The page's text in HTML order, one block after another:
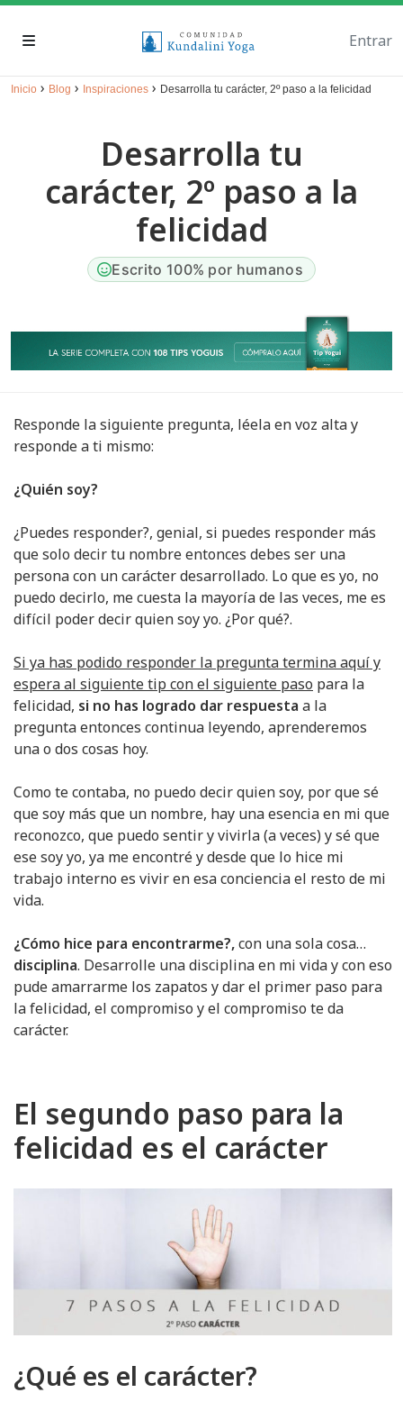
Entrar
Inicio › Blog › Inspiraciones › Desarrolla tu carácter, 2º paso a la felicidad
Desarrolla tu
carácter, 2º paso a la
felicidad
Escrito 100% por humanos
Responde la siguiente pregunta, léela en voz alta y
responde a ti mismo:
¿Quién soy?
¿Puedes responder?, genial, si puedes responder más
que solo decir tu nombre entonces debes ser una
persona con un carácter desarrollado. Lo que es yo, no
puedo decirlo, me cuesta la mayoría de las veces, me es
difícil poder decir quien soy yo. ¿Por qué?.
Si ya has podido responder la pregunta termina aquí y
espera al siguiente tip con el siguiente paso para la
felicidad, si no has logrado dar respuesta a la
pregunta entonces continua leyendo, aprenderemos
una o dos cosas hoy.
Como te contaba, no puedo decir quien soy, por que sé
que soy más que un nombre, hay una esencia en mi que
reconozco, que puedo sentir y vivirla (a veces) y sé que
ese soy yo, ya me encontré y desde que lo hice mi
trabajo interno es vivir en esa conciencia el resto de mi
vida.
¿Cómo hice para encontrarme?,con una sola cosa…
disciplina. Desarrolle una disciplina en mi vida y con eso
pude amarrarme los zapatos y dar el primer paso para
la felicidad, el compromiso y el compromiso te da
carácter.
El segundo paso para la
felicidad es el carácter
¿Qué es el carácter?